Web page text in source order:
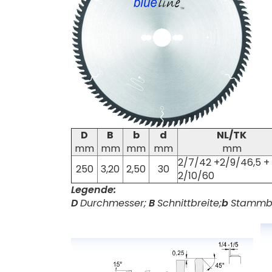
D
mm
B
mm
b
mm
d
mm
NL/TK
mm
250 3,20 2,50 30
2/7/42 +2/9/46,5 +
2/10/60
Legende:
DDurchmesser;BSchnittbreite;b